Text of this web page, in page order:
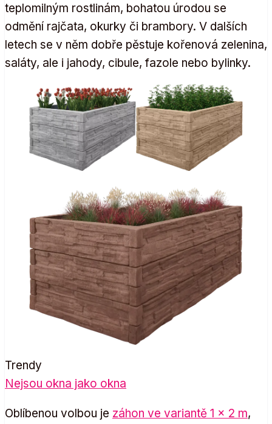
teplomilným rostlinám, bohatou úrodou se
odmění rajčata, okurky či brambory. V dalších
letech se v něm dobře pěstuje kořenová zelenina,
saláty, ale i jahody, cibule, fazole nebo bylinky.
Trendy
Nejsou okna jako okna
Oblíbenou volbou je záhon ve variantě 1 × 2 m,